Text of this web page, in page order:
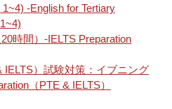
-English for Tertiary
時間）-IELTS Preparation
IELTS）試験対策：イブニング
（PTE & IELTS）